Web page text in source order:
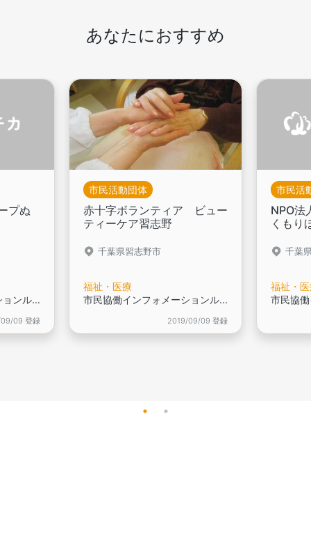
あなたにおすすめ
プぬ
市民協働インフォメーションルーム登録団体です,
09 登録
市民活動団体
赤十字ボランティア ビュー
ティーケア習志野
千葉県習志野市
福祉・医療
市民協働インフォメーションルーム登録団体です,
2019/09/09 登録
市民活
NPO
くもり
千葉
福祉・